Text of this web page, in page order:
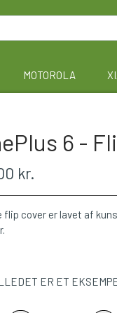
MOTOROLA
6 -
kr.
flip cover er lavet af
ER ET